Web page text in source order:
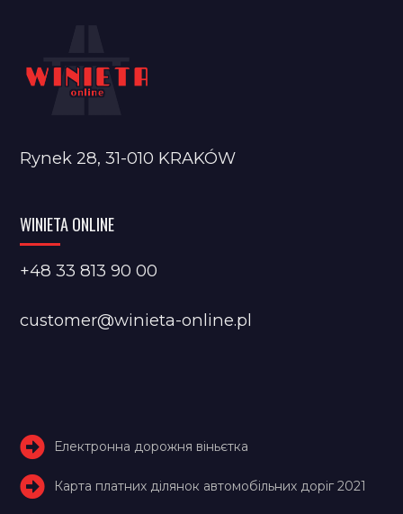
Rynek 28, 31-010 KRAKÓW
WINIETA ONLINE
+48 33 813 90 00
customer@winieta-online.pl
Електронна дорожня віньєтка
Карта платних ділянок автомобільних доріг 2021